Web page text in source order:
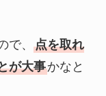
で、 点を取れ
が大事かなと